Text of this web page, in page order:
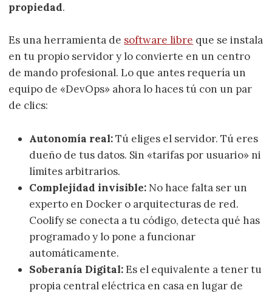
propiedad.
Es una herramienta de software libre que se instala
en tu propio servidor y lo convierte en un centro
de mando profesional. Lo que antes requería un
equipo de «DevOps» ahora lo haces tú con un par
de clics:
Autonomía real:Tú eliges el servidor. Tú eres
dueño de tus datos. Sin «tarifas por usuario» ni
límites arbitrarios.
Complejidad invisible: No hace falta ser un
experto en Docker o arquitecturas de red.
Coolify se conecta a tu código, detecta qué has
programado y lo pone a funcionar
automáticamente.
Soberanía Digital:Es el equivalente a tener tu
propia central eléctrica en casa en lugar de